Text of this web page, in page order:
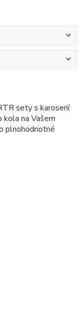
sety s karoserií
kola na Vašem
plnohodnotné